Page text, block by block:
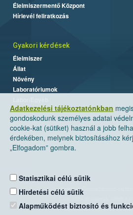
Adatkezelési tájékoztatónkban
gondoskodunk személyes adatai
cookie-kat (sütiket) használ a jobb
érdekében, melynek biztosításához
„Elfogadom” gombra.
Statisztikai célú sütik
Hirdetési célú sütik
Alapműködést biztosító és
Élelmiszermentő Központ
Hírlevél feliratkozás
Gyakori kérdések
Élelmiszer
Állat
Növény
Laboratóriumok
Nemzeti Élelmiszerlánc-
Levelezési cím: 1525